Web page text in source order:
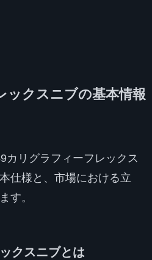
ックスニブの基本情報
カリグラフィーフレックス
仕様と、市場における立
す。
クスニブとは